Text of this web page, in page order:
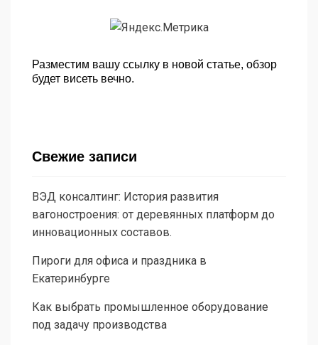
Разместим вашу ссылку в новой статье, обзор
будет висеть вечно.
Свежие записи
ВЭД консалтинг: История развития
вагоностроения: от деревянных платформ до
инновационных составов.
Пироги для офиса и праздника в
Екатеринбурге
Как выбрать промышленное оборудование
под задачу производства